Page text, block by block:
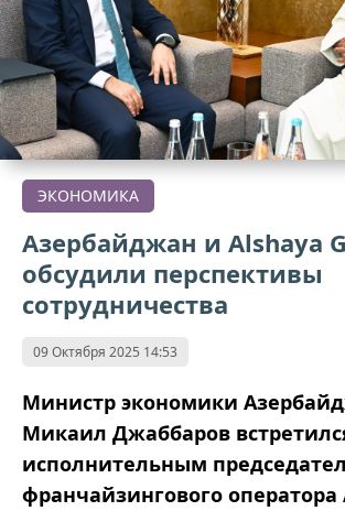
ЭКОНОМИКА
Азербайджан и Alshaya
обсудили перспективы
сотрудничества
09 Октября 2025 14:53
Министр экономики
Микаил Джаббаров
исполнительным
франчайзингового оператора